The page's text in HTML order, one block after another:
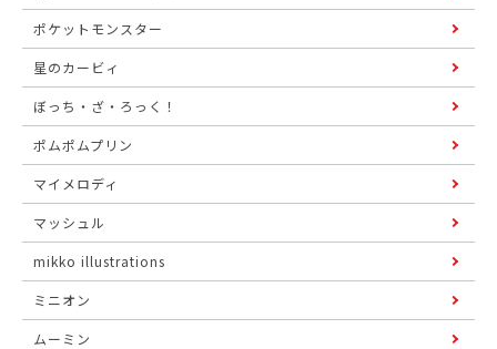
ポケットモンスター
星のカービィ
ぼっち・ざ・ろっく！
ポムポムプリン
マイメロディ
マッシュル
mikko illustrations
ミニオン
ムーミン